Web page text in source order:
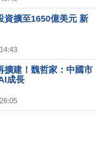
資擴至1650億美元 新
擴建！魏哲家：中國市
成長